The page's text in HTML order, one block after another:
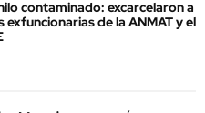
contaminado: excarcelaron a
exfuncionarias de la ANMAT y el